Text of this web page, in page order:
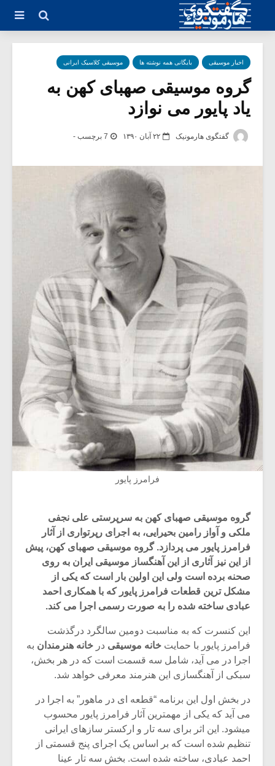
اخبار موسیقی بایگانی همه نوشته ها موسیقی کلاسیک ایرانی
گروه موسیقی صهبای کهن به
یاد پایور می نوازد
گفتگوی هارمونیک ۲۲ آبان ۱۳۹۰ 7 برچسب -
فرامرز پایور
گروه موسیقی صهبای کهن به سرپرستی علی نجفی
ملکی و آواز رامین بحیرایی، به اجرای رپرتواری از آثار
فرامرز پایور می پردازد. گروه موسیقی صهبای کهن، پیش
از این نیز آثاری از این آهنگساز موسیقی ایران به روی
صحنه برده است ولی این اولین بار است که یکی از
مشکل ترین قطعات فرامرز پایور که با همکاری احمد
عبادی ساخته شده را به صورت رسمی اجرا می کند.
این کنسرت که به مناسبت دومین سالگرد درگذشت
فرامرز پایور با حمایت خانه موسیقی در خانه هنرمندان به
اجرا در می آید، شامل سه قسمت است که در هر بخش،
سبکی از آهنگسازی این هنرمند معرفی خواهد شد.
در بخش اول این برنامه “قطعه ای در ماهور” به اجرا در
می آید که یکی از مهمترین آثار فرامرز پایور محسوب
میشود. این اثر برای سه تار و ارکستر سازهای ایرانی
تنظیم شده است که بر اساس یک اجرای پنج قسمتی از
احمد عبادی، ساخته شده است. بخش سه تار عینا
میکلوش روژا موریس ژار